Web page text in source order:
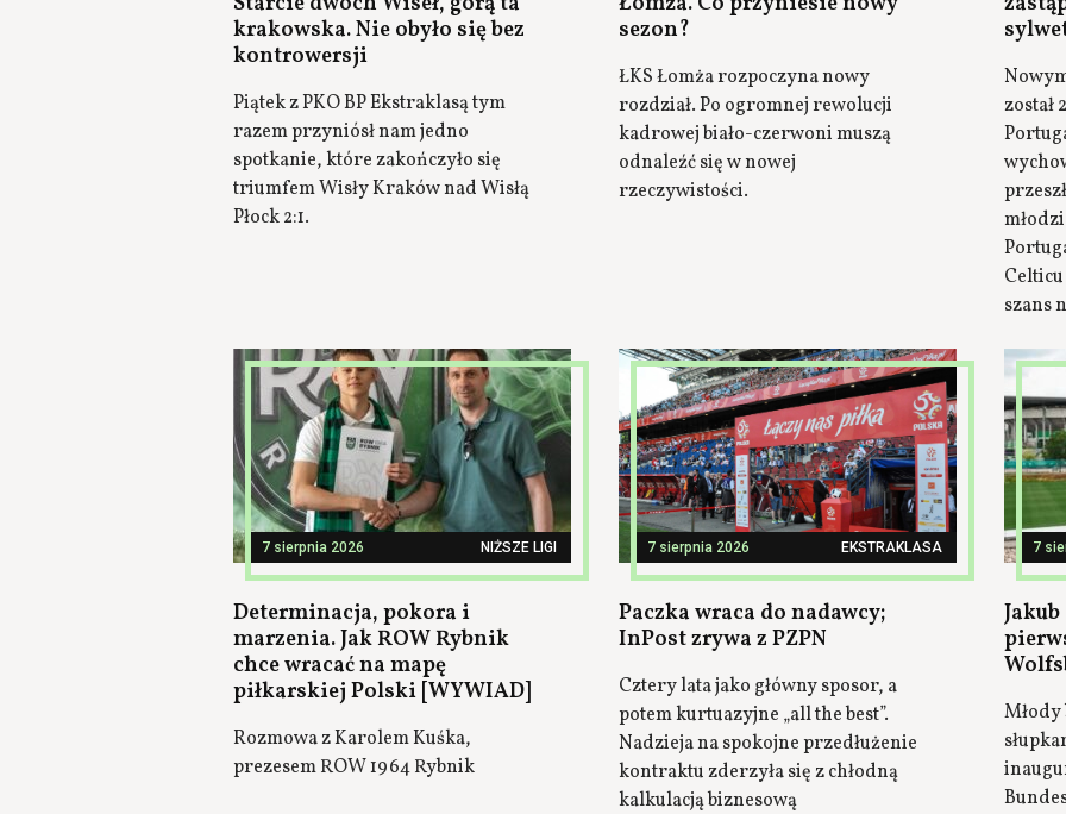
krakowska. Nie obyło się bez
kontrowersji
Piątek z PKO BP Ekstraklasą tym
razem przyniósł nam jedno
spotkanie, które zakończyło się
triumfem Wisły Kraków nad Wisłą
Płock 2:1.
sezon?
ŁKS Łomża rozpoczyna nowy
rozdział. Po ogromnej rewolucji
kadrowej biało-czerwoni muszą
odnaleźć się w nowej
rzeczywistości.
został
szans
7 sierpnia 2026 NIŻSZE LIGI
Determinacja, pokora i
marzenia. Jak ROW Rybnik
chce wracać na mapę
piłkarskiej Polski [WYWIAD]
Rozmowa z Karolem Kuśka,
prezesem ROW 1964 Rybnik
7 sierpnia 2026 EKSTRAKLASA
Paczka wraca do nadawcy;
InPost zrywa z PZPN
Cztery lata jako główny sposor, a
potem kurtuazyjne „all the best”.
Nadzieja na spokojne przedłużenie
kontraktu zderzyła się z chłodną
kalkulacją biznesową
7